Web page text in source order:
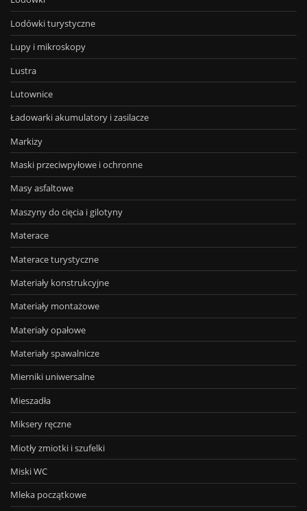
Lodówki turystyczne
Lupy i mikroskopy
Lustra
Lutownice
Ładowarki akumulatory i zasilacze
Markizy
Maski przeciwpyłowe i ochronne
Masy asfaltowe
Maszyny do cięcia i gilotyny
Materace
Materace turystyczne
Materiały konstrukcyjne
Materiały montażowe
Materiały opałowe
Materiały spawalnicze
Mierniki uniwersalne
Mieszadła
Miksery ręczne
Miotły zmiotki i szufelki
Miski WC
Mleka początkowe